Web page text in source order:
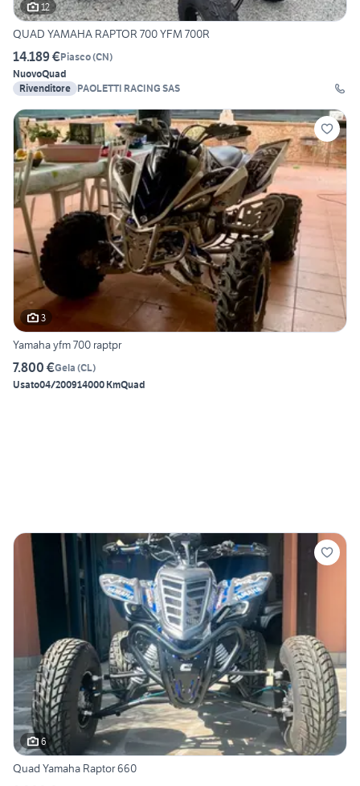
12
QUAD YAMAHA RAPTOR 700 YFM 700R
14.189 €Piasco(CN)
NuovoQuad
Rivenditore PAOLETTI RACING SAS
3
Yamaha yfm 700 raptpr
7.800 €Gela (CL)
Usato04/200914000 KmQuad
6
Quad Yamaha Raptor 660